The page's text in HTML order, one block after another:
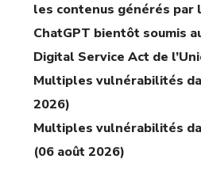
les contenus générés par
ChatGPT bientôt soumis
Digital Service Act de
Multiples vulnérabilités
2026)
Multiples vulnérabilités
(06 août 2026)